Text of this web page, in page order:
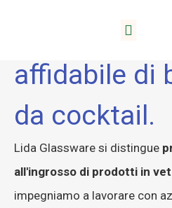
Lida, il tuo
affidabile di
da cocktail.
Lida Glassware si distingue
all'ingrosso di prodotti in
impegniamo a lavorare con